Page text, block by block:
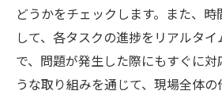
どうかをチェックします。また、
して、各タスクの進捗をリアルタ
で、問題が発生した際にもすぐに対
うな取り組みを通じて、現場全体